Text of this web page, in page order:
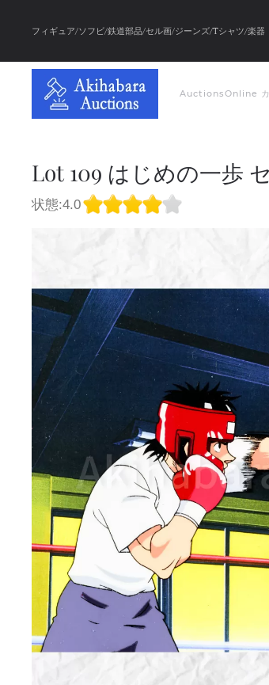
フィギュア/ソフビ/鉄道部品/セル画/ジーンズ/Tシャツ/楽器
AuctionsOnline
Lot 109 はじめの一歩
状態:4.0